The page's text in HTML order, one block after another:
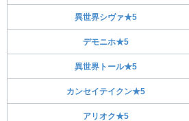
異世界シヴァ★5
デモニホ★5
異世界トール★5
カンセイテイクン★5
アリオク★5